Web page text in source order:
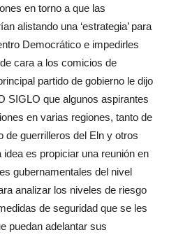
en torno a que las
alistando una ‘estrategia’ para
Democrático e impedirles
cara a los comicios de
partido de gobierno le dijo
SIGLO que algunos aspirantes
en varias regiones, tanto de
guerrilleros del Eln y otros
es propiciar una reunión en
gubernamentales del nivel
analizar los niveles de riesgo
de seguridad que se les
puedan adelantar sus